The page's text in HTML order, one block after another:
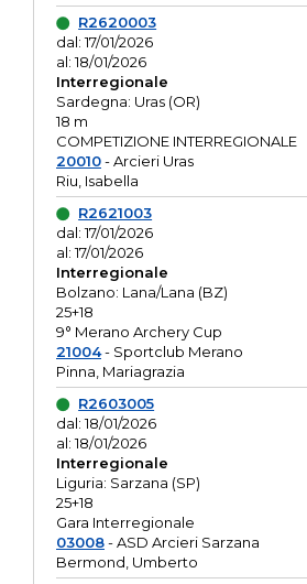
R2620003
dal: 17/01/2026
al: 18/01/2026
Interregionale
Sardegna: Uras (OR)
18 m
COMPETIZIONE INTERREGIONALE
20010- Arcieri Uras
Riu, Isabella
R2621003
dal: 17/01/2026
al: 17/01/2026
Interregionale
Bolzano: Lana/Lana (BZ)
25+18
9° Merano Archery Cup
21004- Sportclub Merano
Pinna, Mariagrazia
R2603005
dal: 18/01/2026
al: 18/01/2026
Interregionale
Liguria: Sarzana (SP)
25+18
Gara Interregionale
03008- ASD Arcieri Sarzana
Bermond, Umberto